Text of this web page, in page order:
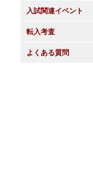
入試関連イベント
転入考査
よくある質問